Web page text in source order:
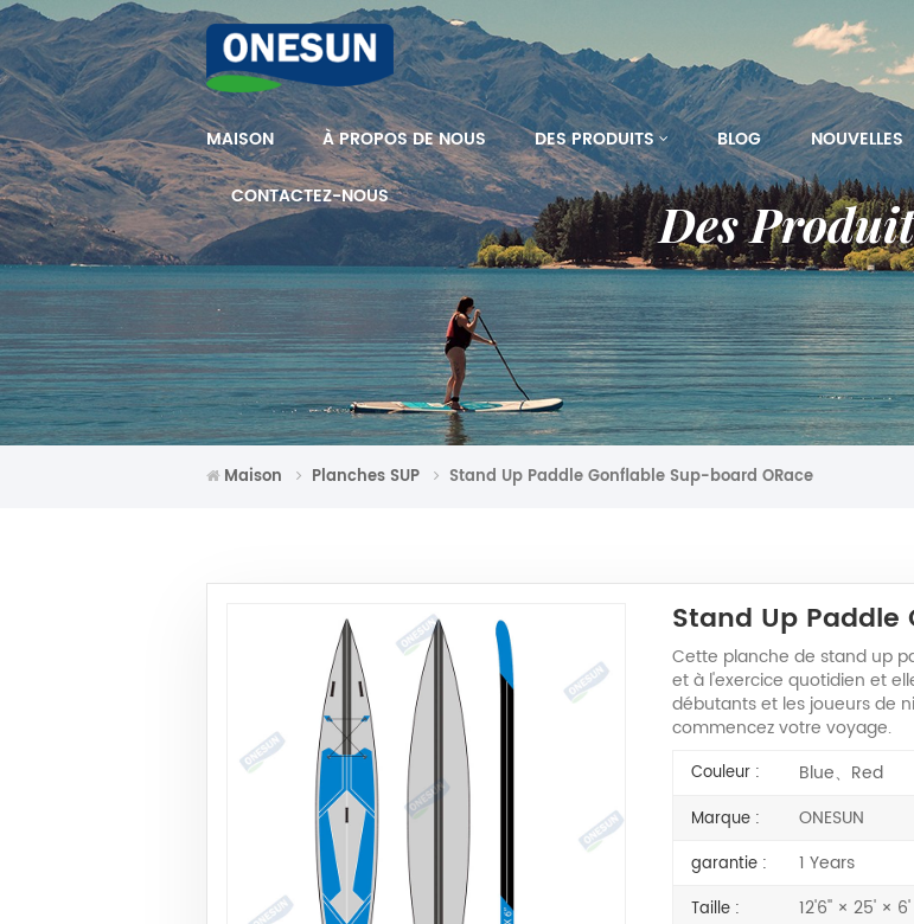
MAISON À PROPOS DE NOUS DES PRODUITS BLOG NOUVELLES
CONTACTEZ-NOUS Des
Maison Planches SUP Stand Up Paddle Gonflable Sup-board ORace
Stand Up Paddle
Cette planche de stand up
et à l'exercice quotidien et
débutants et les joueurs de
commencez votre voyage.
Couleur : Blue、Red
Marque : ONESUN
garantie : 1 Years
Taille : 12'6'' × 25' × 6'